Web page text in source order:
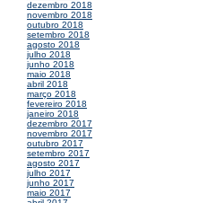
dezembro 2018
novembro 2018
outubro 2018
setembro 2018
agosto 2018
julho 2018
junho 2018
maio 2018
abril 2018
março 2018
fevereiro 2018
janeiro 2018
dezembro 2017
novembro 2017
outubro 2017
setembro 2017
agosto 2017
julho 2017
junho 2017
maio 2017